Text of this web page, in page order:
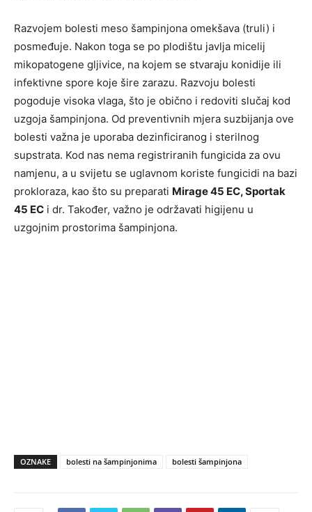
Razvojem bolesti meso šampinjona omekšava (truli) i
posmeđuje. Nakon toga se po plodištu javlja micelij
mikopatogene gljivice, na kojem se stvaraju konidije ili
infektivne spore koje šire zarazu. Razvoju bolesti
pogoduje visoka vlaga, što je obično i redoviti slučaj kod
uzgoja šampinjona. Od preventivnih mjera suzbijanja ove
bolesti važna je uporaba dezinficiranog i sterilnog
supstrata. Kod nas nema registriranih fungicida za ovu
namjenu, a u svijetu se uglavnom koriste fungicidi na bazi
prokloraza, kao što su preparati Mirage 45 EC, Sportak
45 EC i dr. Također, važno je održavati higijenu u
uzgojnim prostorima šampinjona.
OZNAKE bolesti na šampinjonima bolesti šampinjona